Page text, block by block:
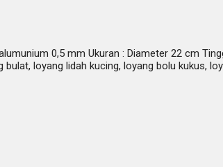
0,5 mm Ukuran : Diameter 22 cm
loyang lidah kucing, loyang bolu kukus,